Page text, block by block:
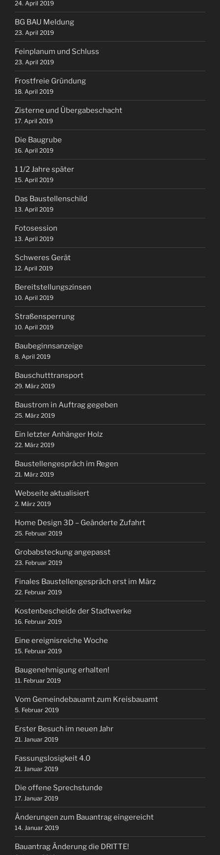
24. April 2019
BG BAU Meldung
23. April 2019
Feinplanum und Schluss
23. April 2019
Frostfreie Gründung
18. April 2019
Zisterne und Übergabeschacht
17. April 2019
Die Baugrube
16. April 2019
1 1/2 Jahre später
15. April 2019
Das Baustellenschild
13. April 2019
Fotosession
13. April 2019
Schweres Gerät
12. April 2019
Bereitstellungszinsen
10. April 2019
Straßensperrung
10. April 2019
Baubeginnsanzeige
8. April 2019
Bauschutttransport
29. März 2019
Baustrom in Auftrag gegeben
25. März 2019
Ein letzter Anhänger Holz
22. März 2019
Baustellengespräch im Regen
21. März 2019
Webseite aktualisiert
2. März 2019
Home Design 3D – Geänderte Zufahrt
25. Februar 2019
Grobabsteckung angepasst
23. Februar 2019
Finales Baustellengespräch erst im März
22. Februar 2019
Kostenbescheide der Stadtwerke
16. Februar 2019
Eine ereignisreiche Woche
15. Februar 2019
Baugenehmigung erhalten!
11. Februar 2019
Vom Gemeindebauamt zum Kreisbauamt
5. Februar 2019
Erster Besuch im neuen Jahr
21. Januar 2019
Fassungslosigkeit 4.0
21. Januar 2019
Die offene Sprechstunde
17. Januar 2019
Änderungen zum Bauantrag eingereicht
14. Januar 2019
Bauantrag Änderung die DRITTE!